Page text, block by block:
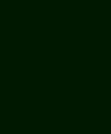
(en inglés)
(en